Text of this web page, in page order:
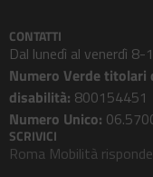
CONTATTI
Dal lunedì al venerdì 8-
Numero Verde titolari
disabilità: 800154451
Numero Unico:
SCRIVICI
Roma Mobilità risponde